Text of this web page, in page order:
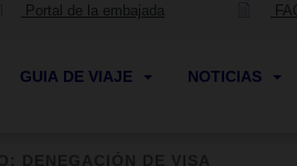
Portal de la embajada
GUIA DE VIAJE NOTICIAS